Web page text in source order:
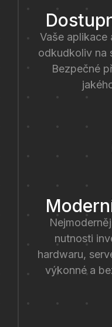
Vaše aplikace
odkudkoliv na
Bezpečné
nutnosti
hardwaru,
výkonné a